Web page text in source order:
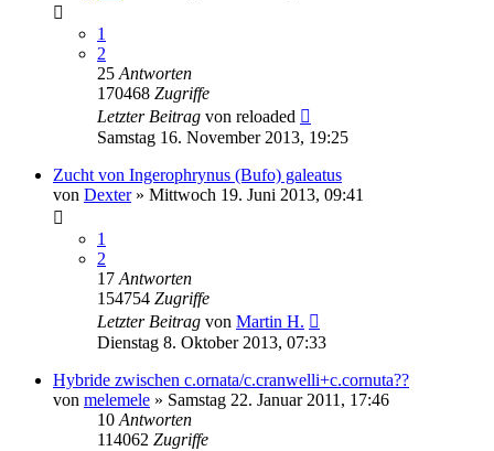
1
2
25 Antworten
170468 Zugriffe
Letzter Beitrag von reloaded
Samstag 16. November 2013, 19:25
Zucht von Ingerophrynus (Bufo) galeatus
von Dexter» Mittwoch 19. Juni 2013, 09:41
1
2
17 Antworten
154754 Zugriffe
Letzter Beitrag von Martin H.
Dienstag 8. Oktober 2013, 07:33
Hybride zwischen c.ornata/c.cranwelli+c.cornuta??
von melemele » Samstag 22. Januar 2011, 17:46
10 Antworten
114062 Zugriffe